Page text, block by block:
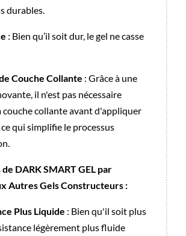
durables.
: Bien qu’il soit dur, le gel ne casse
Couche Collante : Grâce à une
il n'est pas nécessaire
couche collante avant d'appliquer
qui simplifie le processus
DARK SMART GEL par
Autres Gels Constructeurs :
Plus Liquide : Bien qu'il soit plus
légèrement plus fluide